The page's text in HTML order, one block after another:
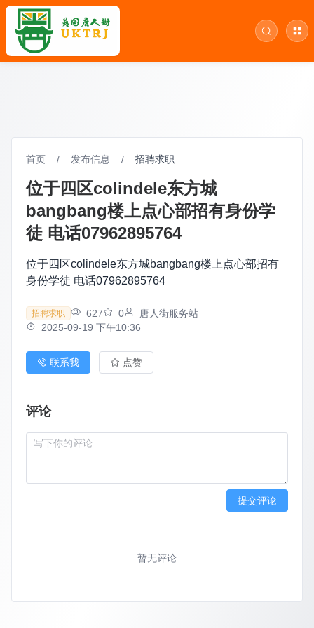
首页 / 发布信息 / 招聘求职
位于四区colindele东方城
bangbang楼上点心部招有身份学
徒 电话07962895764
位于四区colindele东方城bangbang楼上点心部招有
身份学徒 电话07962895764
招聘求职 627 0
唐人街服务站
2025-09-19 下午10:36
联系我 点赞
评论
提交评论
暂无评论